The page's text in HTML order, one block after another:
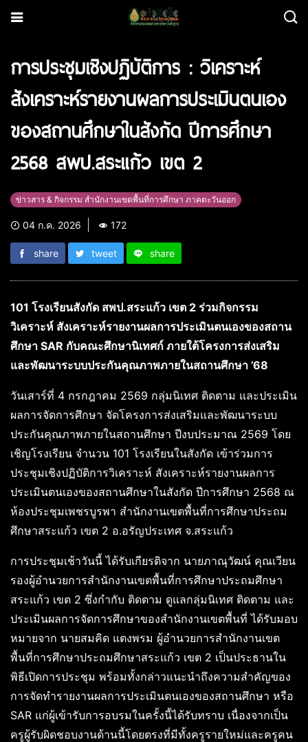
การประชุมเชิงปฏิบัติการ : วิเคราะห์
สังเคราะห์รายงานผลการประเมินตนเอง
ของสถานศึกษาในสังกัด ปีการศึกษา
2568 สพป.สระแก้ว เขต 2
ข่าวสาร & กิจกรรม สำนักงานเขตพื้นที่การศึกษา ภาคตะวันออก
04 ก.ค. 2026 172
share tweet share
101 โรงเรียนสังกัด สพป.สระแก้ว เขต 2 ร่วมกิจกรรม
วิเคราะห์ สังเคราะห์รายงานผลการประเมินตนเองของสถาน
ศึกษา SAR กับคณะศึกษานิเทศก์ ภายใต้โครงการส่งเสริม
และพัฒนาระบบประกันคุณภาพภายในสถานศึกษา ’68
วันเสาร์ที่ 4 กรกฎาคม 2569 กลุ่มนิเทศ ติดตาม และประเมิน
ผลการจัดการศึกษา จัดโครงการส่งเสริมและพัฒนาระบบ
ประกันคุณภาพภายในสถานศึกษา ปีงบประมาณ 2569 โดย
เชิญโรงเรียน จำนวน 101 โรงเรียนในสังกัด เข้าร่วมการ
ประชุมเชิงปฏิบัติการวิเคราะห์ สังเคราะห์รายงานผลการ
ประเมินตนเองของสถานศึกษาในสังกัด ปีการศึกษา 2568 ณ
ห้องประชุมเพชรบูรพา สำนักงานเขตพื้นที่การศึกษาประถม
ศึกษาสระแก้ว เขต 2 อ.อรัญประเทศ จ.สระแก้ว
การประชุมเช้าวันนี้ ได้รับเกียรติจาก นายภาณุวัฒน์ คุณเวียน
รองผู้อำนวยการสำนักงานเขตพื้นที่การศึกษาประถมศึกษา
สระแก้ว เขต 2 ซึ่งกำกับ ติดตาม ดูแลกลุ่มนิเทศ ติดตาม และ
ประเมินผลการจัดการศึกษาของสำนักงานเขตพื้นที่ ได้รับมอบ
หมายจาก นายสมคิด แตงพรม ผู้อำนวยการสำนักงานเขต
พื้นที่การศึกษาประถมศึกษาสระแก้ว เขต 2 เป็นประธานใน
พิธีเปิดการประชุม พร้อมทั้งกล่าวแนะนำถึงความสำคัญของ
การจัดทำรายงานผลการประเมินตนเองของสถานศึกษา หรือ
SAR แก่ผู้เข้ารับการอบรมในครั้งนี้ได้รับทราบ เนื่องจากเป็น
ครูผู้รับผิดชอบงานด้านนี้โดยตรงที่มีทั้งครูรายใหม่และครูคน